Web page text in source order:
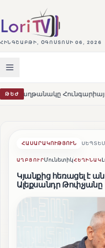
ՀԻՆԳՇԱԲԹԻ, ՕԳՈՍՏՈՍԻ 06, 2026
ԹԵԺ Օրբանն
ՀԱՍԱՐԱԿՈՒԹՅՈՒՆ
ԱՂԲՅՈՒՐՄունետիկՀԵՂԻՆԱԿ
Կյանքից հեռացել է
Ալեքսանդր Թոփչյանը